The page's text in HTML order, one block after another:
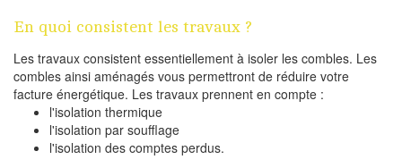
En quoi consistent les travaux ?
Les travaux consistent essentiellement à isoler les combles. Les
combles ainsi aménagés vous permettront de réduire votre
facture énergétique. Les travaux prennent en compte :
l'isolation thermique
l'isolation par soufflage
l'isolation des comptes perdus.